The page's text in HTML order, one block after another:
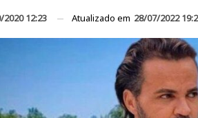
2020 12:23 Atualizado em 28/07/2022